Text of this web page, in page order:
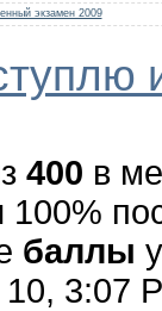
экзамен 2009
400 в
100%
баллы
3:07